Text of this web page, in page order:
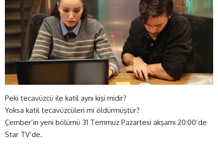
Peki tecavüzcü ile katil aynı kişi midir?
Yoksa katil tecavüzcüleri mi öldürmüştür?
Çember’in yeni bölümü 31 Temmuz Pazartesi akşamı 20:00’de
Star TV’de.